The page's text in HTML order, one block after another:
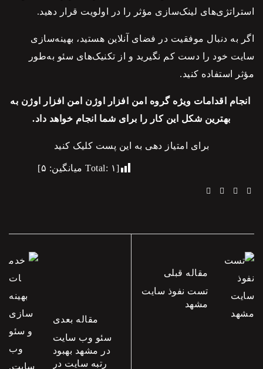
استراتژی‌های لینک‌سازی مؤثر را در اولویت قرار دهید.
اگر به دنبال موفقیت در فضای آنلاین هستید، بهینه‌سازی
سایت خود را دست کم نگیرید و از تکنیک‌های سئو به‌طور
مؤثر استفاده کنید.
انجام اقدامات ویژه گروه امن افزار اوژن امن افزار اوژن به
بهترین شکل این کار را برای شما انجام خواهد داد.
برای امتیاز دهی به این پست کلیک کنید
[Total:۱ میانگین: ۵]
Facebook
Twitter
Linkedin
مقاله قبلی
تست نفوذ سایت
مشهد
مقاله بعدی
سئو وب سایت
در مشهد بهبود
رتبه سایت در